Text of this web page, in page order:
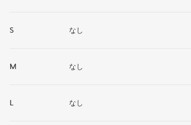
S なし
M なし
L なし